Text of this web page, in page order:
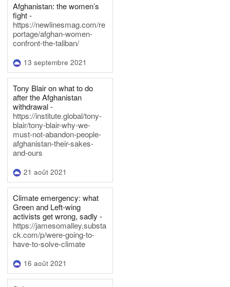
Afghanistan: the women’s
fight -
https://newlinesmag.com/re
portage/afghan-women-
confront-the-taliban/
13 septembre 2021
Tony Blair on what to do
after the Afghanistan
withdrawal -
https://institute.global/tony-
blair/tony-blair-why-we-
must-not-abandon-people-
afghanistan-their-sakes-
and-ours
21 août 2021
Climate emergency: what
Green and Left-wing
activists get wrong, sadly -
https://jamesomalley.substa
ck.com/p/were-going-to-
have-to-solve-climate
16 août 2021